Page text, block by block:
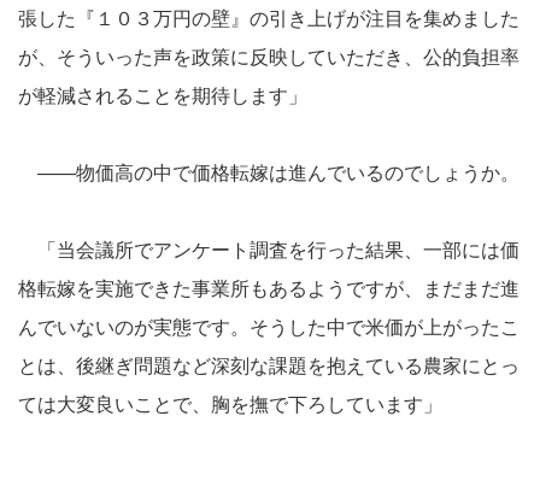
張した『１０３万円の壁』の引き上げが注目を集めました
が、そういった声を政策に反映していただき、公的負担率
が軽減されることを期待します」
――物価高の中で価格転嫁は進んでいるのでしょうか。
「当会議所でアンケート調査を行った結果、一部には価
格転嫁を実施できた事業所もあるようですが、まだまだ進
んでいないのが実態です。そうした中で米価が上がったこ
とは、後継ぎ問題など深刻な課題を抱えている農家にとっ
ては大変良いことで、胸を撫で下ろしています」